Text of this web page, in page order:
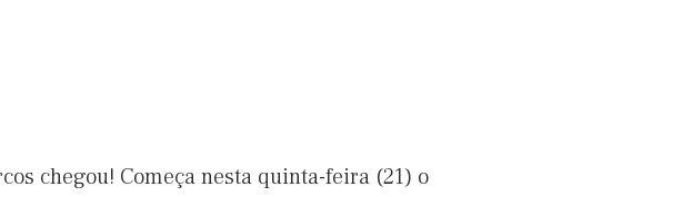
chegou! Começa nesta quinta-feira (21) o